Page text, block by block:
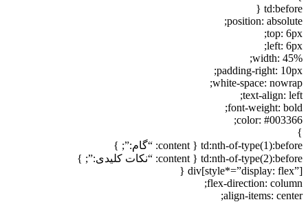
td:before {
position: absolute;
top: 6px;
left: 6px;
width: 45%;
padding-right: 10px;
white-space: nowrap;
text-align: left;
font-weight: bold;
color: #003366;
}
td:nth-of-type(1):before { content: “گام:”; }
td:nth-of-type(2):before { content: “نکات کلیدی:”; }
div[style*=”display: flex”] {
flex-direction: column;
align-items: center;